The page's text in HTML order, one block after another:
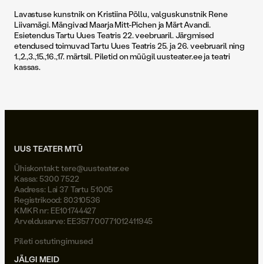
Lavastuse kunstnik on Kristiina Põllu, valguskunstnik Rene
Liivamägi. Mängivad Maarja Mitt-Pichen ja Märt Avandi.
Esietendus Tartu Uues Teatris 22. veebruaril. Järgmised
etendused toimuvad Tartu Uues Teatris 25. ja 26. veebruaril ning
1.,2.,3.,15.,16.,17. märtsil. Piletid on müügil uusteater.ee ja teatri
kassas.
UUS TEATER MTÜ
Ühiskontakt:tere@uusteater.ee
Kassa: 5300 7522
Aadress: Lai 37 Tartu 51005
Registrikood: 80310536
KMKR nr: EE101744427
Arveldusarve: EE357700771012411945
Pileti ostutingimused
JÄLGI MEID